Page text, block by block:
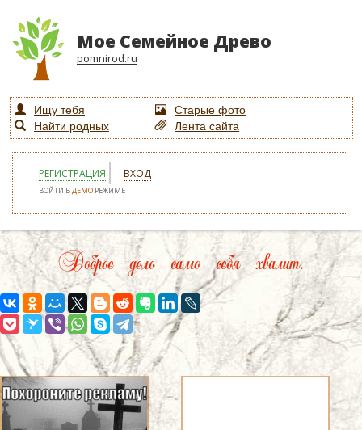
Мое Семейное Древо
pomnirod.ru
Ищу тебя
Старые фото
Найти родных
Лента сайта
РЕГИСТРАЦИЯ ВХОД
ВОЙТИ ВДЕМО РЕЖИМЕ
Доброе дело само себя хвалит.